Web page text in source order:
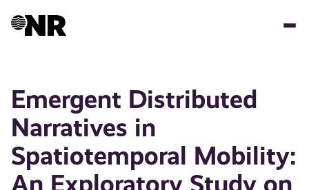
Emergent Distributed
Narratives in
Spatiotemporal Mobility:
An Exploratory Study on